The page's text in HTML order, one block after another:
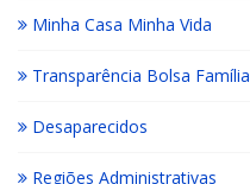
Minha Casa Minha Vida
Transparência Bolsa Família
Desaparecidos
Regiões Administrativas